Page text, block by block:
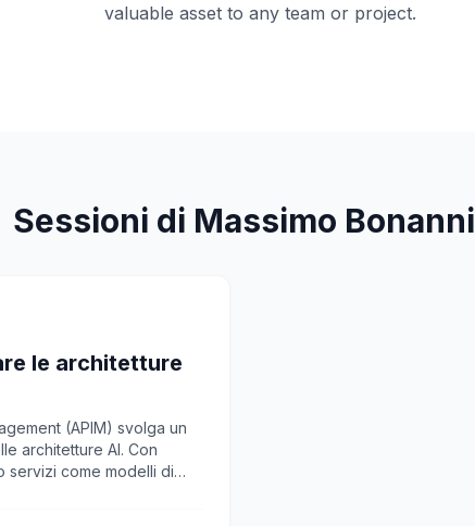
valuable asset to any team or project.
Sessioni di Massimo Bonanni
le architetture
(APIM) svolga un
architetture AI. Con
servizi come modelli di